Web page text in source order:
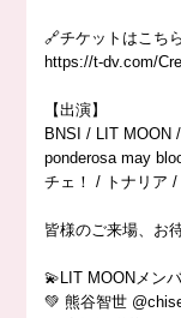
🔗チケットはこちら
https://t-dv.com/
【出演】
BNSI / LIT MOON
ponderosa may
チェ！ / トナリア
皆様のご来場、お
💫LIT MOONメン
💚 熊谷智世